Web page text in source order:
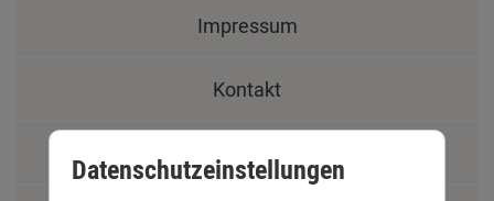
Impressum
Kontakt
Datenschutzeinstellungen